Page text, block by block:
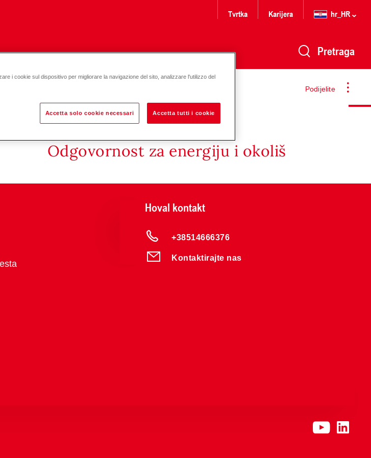
Tvrtka Karijera hr_HR
Pretraga
Podijelite
Odgovornost za energiju i okoliš
Hoval kontakt
+38514666376
Kontaktirajte nas
i cookie sul dispositivo per migliorare la navigazione del sito, analizzare l'utilizzo del
Accetta solo cookie necessari Accetta tutti i cookie